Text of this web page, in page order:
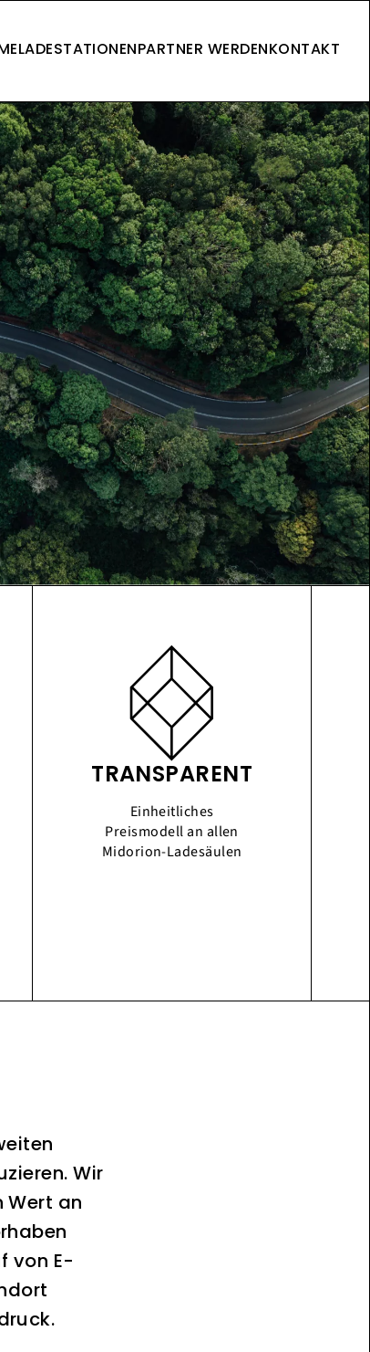
LADESTATIONENPARTNER WERDENKONTAKT
TRANSPARENT
Einheitliches
Preismodell an allen
Midorion-Ladesäulen
Wir
an
von E-